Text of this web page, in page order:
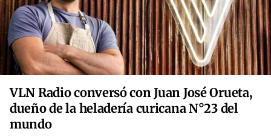
VLN Radio conversó con Juan José Orueta,
dueño de la heladería curicana N°23 del
mundo